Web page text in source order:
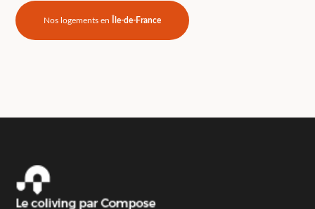
Nos logements en Île-de-France